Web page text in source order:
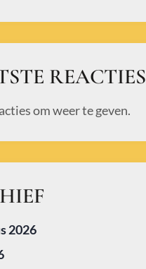
REACTIES
om weer te geven.
2026